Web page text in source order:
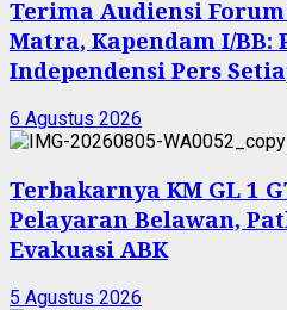
Terima Audiensi
Matra, Kapendam I/
Independensi Pers
6 Agustus 2026
Terbakarnya KM GL 1
Pelayaran Belawan,
Evakuasi ABK
5 Agustus 2026